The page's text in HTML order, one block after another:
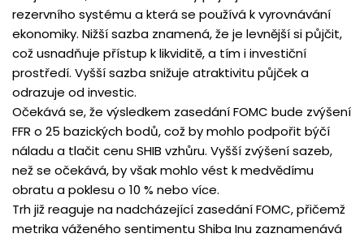
rezervního systému a která se používá k vyrovnávání
ekonomiky. Nižší sazba znamená, že je levnější si půjčit,
což usnadňuje přístup k likviditě, a tím i investiční
prostředí. Vyšší sazba snižuje atraktivitu půjček a
odrazuje od investic.
Očekává se, že výsledkem zasedání FOMC bude zvýšení
FFR o 25 bazických bodů, což by mohlo podpořit býčí
náladu a tlačit cenu SHIB vzhůru. Vyšší zvýšení sazeb,
než se očekává, by však mohlo vést k medvědímu
obratu a poklesu o 10 % nebo více.
Trh již reaguje na nadcházející zasedání FOMC, přičemž
metrika váženého sentimentu Shiba Inu zaznamenává